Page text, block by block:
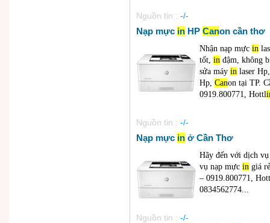
Nguồn tin : -/-
Nạp mực in HP Canon cần thơ
Nhận nạp mực in
tốt, in đậm, không
sửa máy in laser
Hp, Canon tại TP.
0919.800771, Hottl
Nguồn tin : -/-
Nạp mực in ở Cần Thơ
Hãy đến với dịch
vụ nạp mực in giá
– 0919.800771,
0834562774...
Nguồn tin : -/-